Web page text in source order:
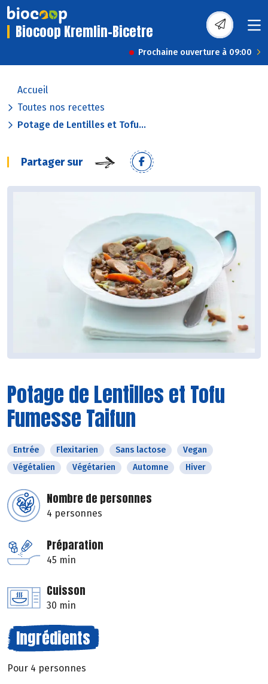
Biocoop Kremlin-Bicetre
Prochaine ouverture à 09:00
Accueil
Toutes nos recettes
Potage de Lentilles et Tofu...
Partager sur
Potage de Lentilles et Tofu
Fumesse Taifun
Entrée Flexitarien Sans lactose
Vegan
Végétalien
Végétarien Automne Hiver
Nombre de personnes
4 personnes
Préparation
45 min
Cuisson
30 min
Ingrédients
Pour 4 personnes